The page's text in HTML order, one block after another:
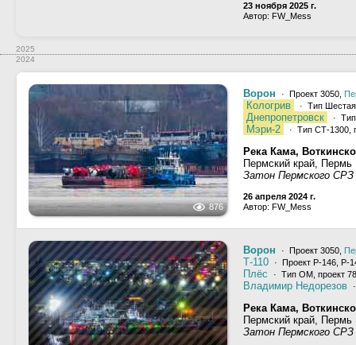
23 ноября 2025 г.
Автор: FW_Mess
2025
2024
876
Ворон · Проект 3050,
Кологрив · Тип Шестая
Днепропетровск ·
Мэри-2 · Тип СТ-1300,
Река Кама,
Пермский край, Пермь
Затон Пермского СРЗ
26 апреля 2024 г.
Автор: FW_Mess
Ворон · Проект 3050,
Т-110 · Проект Р-146, Р-
Плёс · Тип ОМ, проект
Владимир Недорезов
Река Кама,
Пермский край, Пермь
Затон Пермского СРЗ